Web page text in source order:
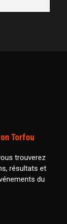
Torfou
trouverez
résultats et
du